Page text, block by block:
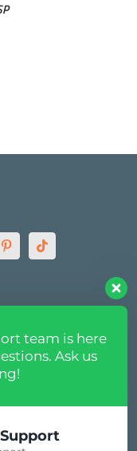
team is here
Ask us